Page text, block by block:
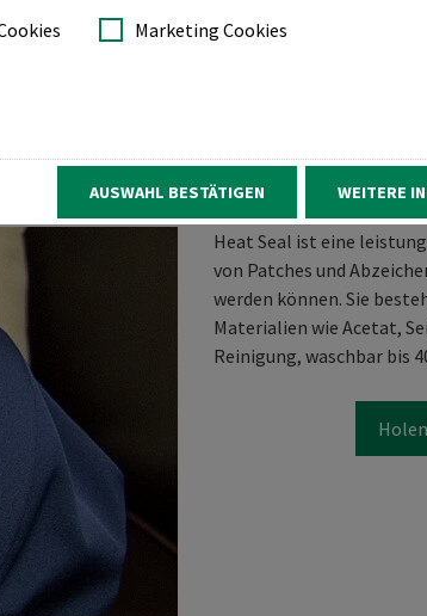
Marketing Cookies
AUSWAHL BESTÄTIGEN WEITERE
auf Textilien ist in vielen Stickereibetrieben
den Kunden dauerhaft am Kleidungsstück
und sowohl für Sie als auch für Ihren Kunden
Über Madeira Heat Seal
Heat Seal ist eine
von Patches und
werden können. Sie
Materialien wie Acetat,
Reinigung, waschbar bis